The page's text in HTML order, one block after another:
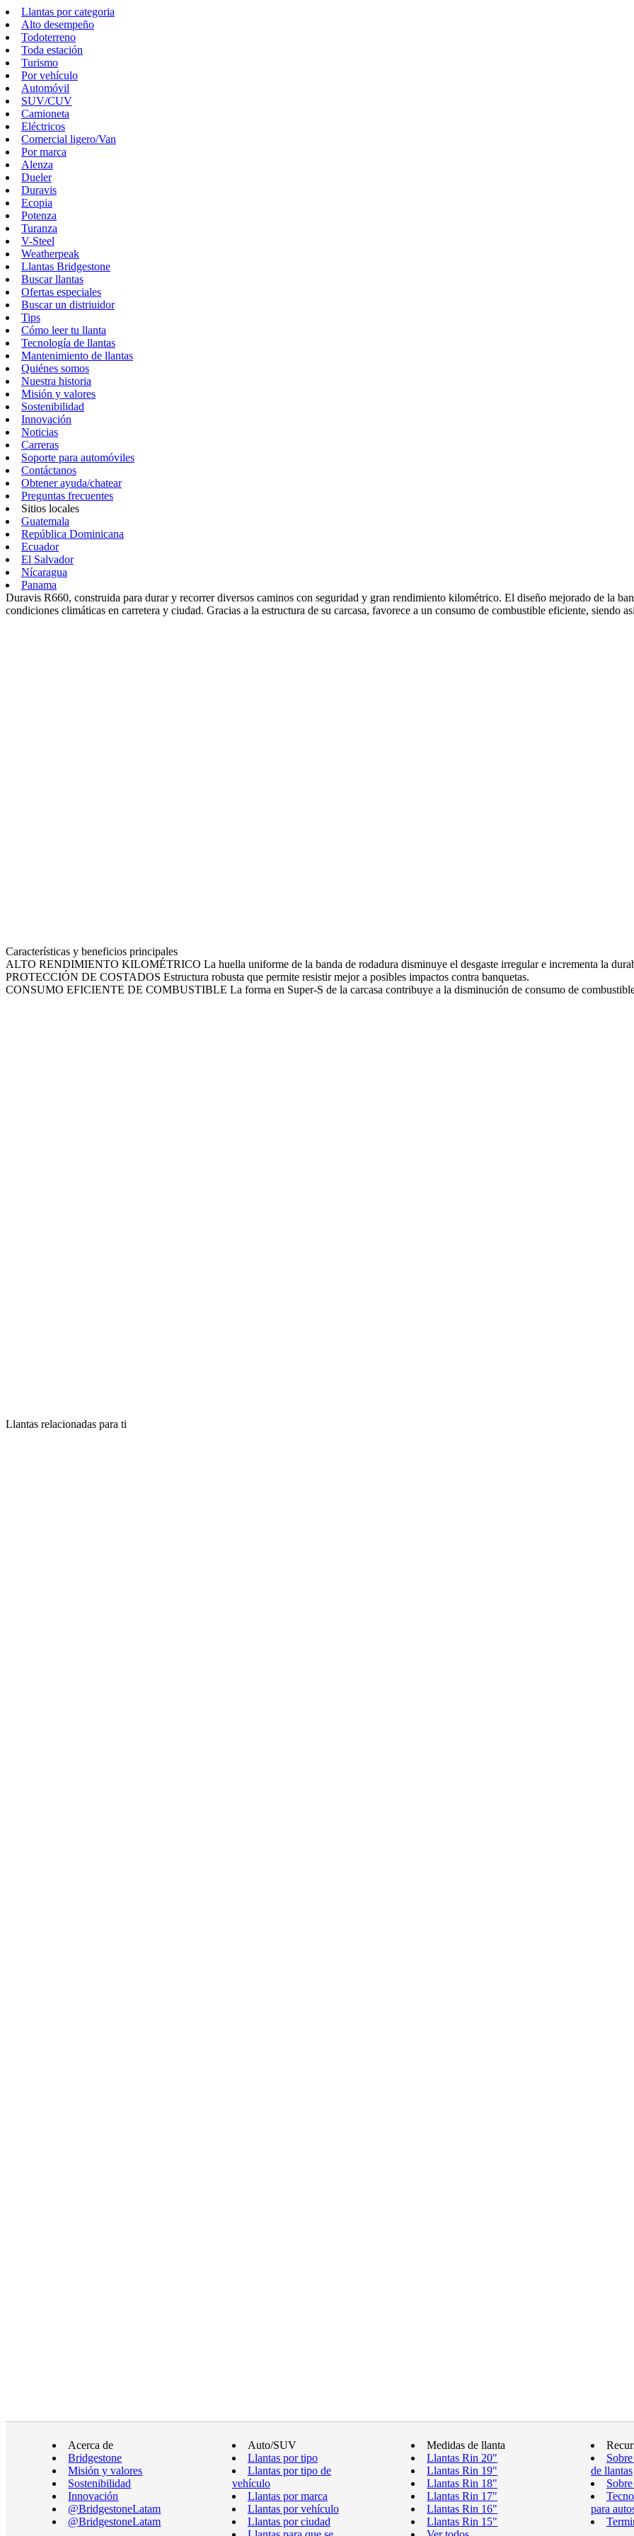
Llantas por categoria
Alto desempeño
Todoterreno
Toda estación
Turismo
Por vehículo
Automóvil
SUV/CUV
Camioneta
Eléctricos
Comercial ligero/Van
Por marca
Alenza
Dueler
Duravis
Ecopia
Potenza
Turanza
V-Steel
Weatherpeak
Llantas Bridgestone
Buscar llantas
Ofertas especiales
Buscar un distriuidor
Tips
Cómo leer tu llanta
Tecnología de llantas
Mantenimiento de llantas
Quiénes somos
Nuestra historia
Misión y valores
Sostenibilidad
Innovación
Noticias
Carreras
Soporte para automóviles
Contáctanos
Obtener ayuda/chatear
Preguntas frecuentes
Sitios locales
Guatemala
República Dominicana
Ecuador
El Salvador
Nícaragua
Panama
Duravis R660, construida para durar y recorrer diversos caminos con seguridad y gran rendimiento kilométrico. El diseño mejorado de la
condiciones climáticas en carretera y ciudad. Gracias a la estructura de su carcasa, favorece a un consumo de combustible eficiente, siendo
Características y beneficios principales
ALTO RENDIMIENTO KILOMÉTRICO La huella uniforme de la banda de rodadura disminuye el desgaste irregular e incrementa la
PROTECCIÓN DE COSTADOS Estructura robusta que permite resistir mejor a posibles impactos contra banquetas.
CONSUMO EFICIENTE DE COMBUSTIBLE La forma en Super-S de la carcasa contribuye a la disminución de consumo de
Llantas relacionadas para ti
Acerca de
Bridgestone
Misión y valores
Sostenibilidad
Innovación
@BridgestoneLatam
@BridgestoneLatam
Auto/SUV
Llantas por tipo
Llantas por tipo de
vehículo
Llantas por marca
Llantas por vehículo
Llantas por ciudad
Medidas de llanta
Llantas Rin 20"
Llantas Rin 19"
Llantas Rin 18"
Llantas Rin 17"
Llantas Rin 16"
Llantas Rin 15"
de llantas
para